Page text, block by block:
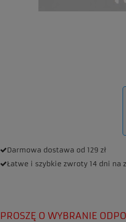
Darmowa dostawa od 129 zł
Łatwe i szybkie zwroty 14 dni na
PROSZĘ O WYBRANIE